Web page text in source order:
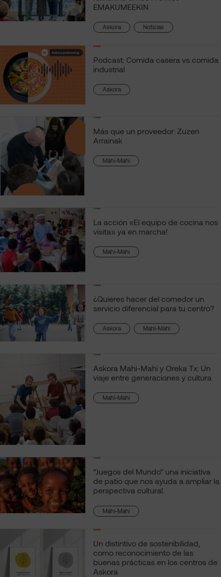
EMAKUMEEKIN
Askora , Noticias
Podcast: Comida casera vs comida
industrial
Askora
Más que un proveedor: Zuzen
Arrainak
Mahi-Mahi
La acción «El equipo de cocina nos
visita» ya en marcha!
Mahi-Mahi
¿Quieres hacer del comedor un
servicio diferencial para tu centro?
Askora , Mahi-Mahi
Askora Mahi-Mahi y Oreka Tx: Un
viaje entre generaciones y cultura
Mahi-Mahi
“Juegos del Mundo” una iniciativa
de patio que nos ayuda a ampliar la
perspectiva cultural.
Mahi-Mahi
Un distintivo de sostenibilidad,
como reconocimiento de las
buenas prácticas en los centros de
Askora